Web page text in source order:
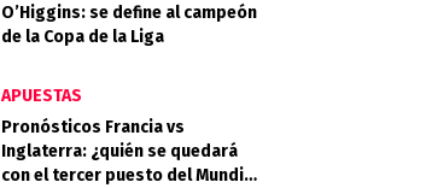
O’Higgins: se define al campeón
de la Copa de la Liga
APUESTAS
Pronósticos Francia vs
Inglaterra: ¿quién se quedará
con el tercer puesto del Mundial